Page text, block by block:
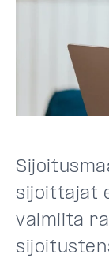
sijoittajat
valmiita